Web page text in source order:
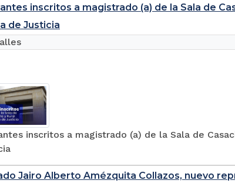
inscritos a magistrado (a) de la Sala de
de Justicia
inscritos a magistrado (a) de la Sala de
Jairo Alberto Amézquita Collazos, nuevo